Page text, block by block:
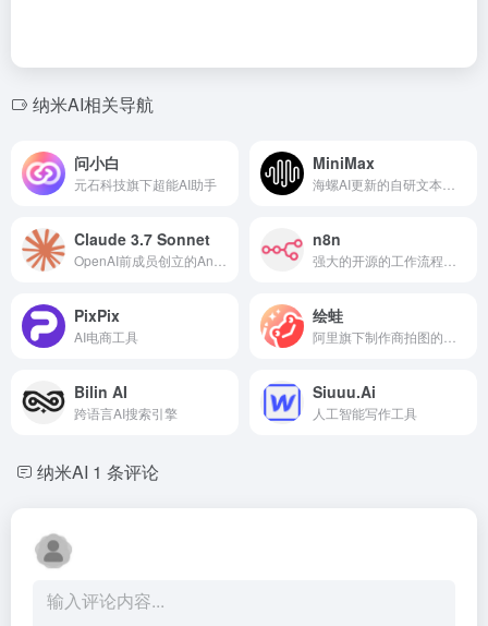
纳米AI相关导航
问小白
元石科技旗下超能AI助手
MiniMax
Claude 3.7 Sonnet n8n
PixPix
AI电商工具
绘蛙
Bilin AI
跨语言AI搜索引擎
Siuuu.Ai
人工智能写作工具
纳米AI 1 条评论